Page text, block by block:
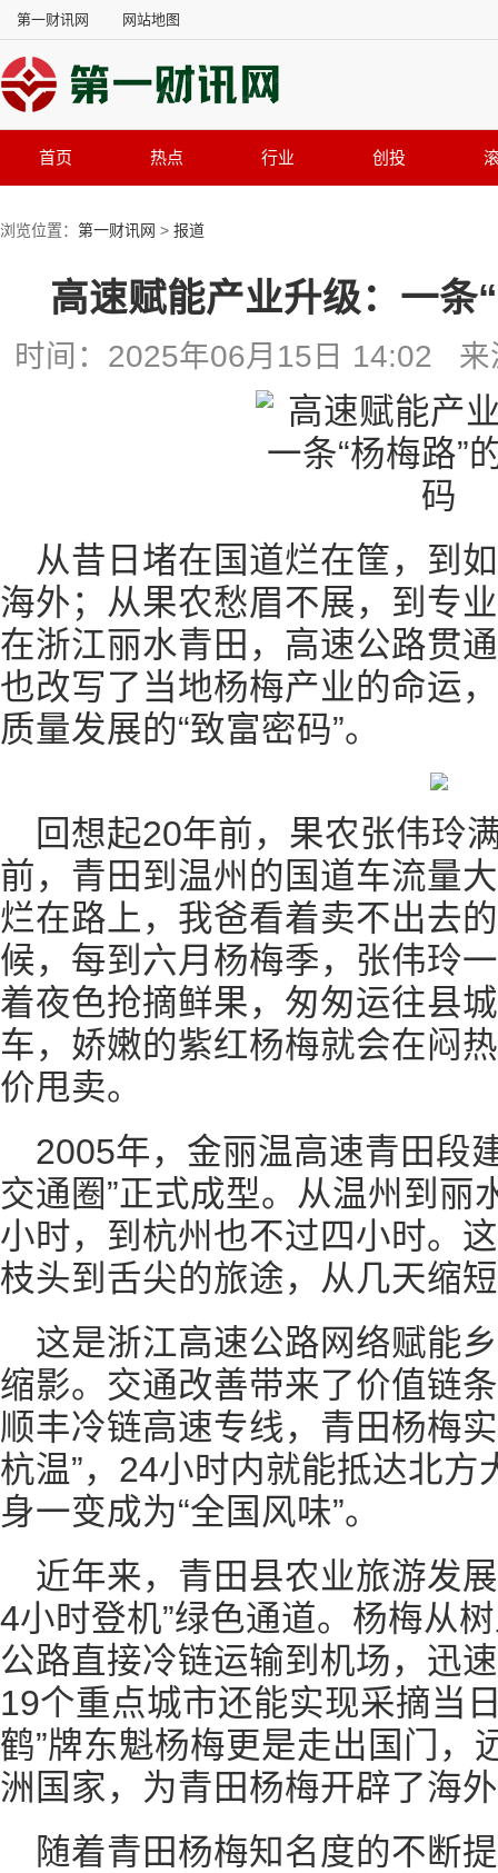
第一财讯网 网站地图
首页 热点 行业 创投
浏览位置： 第一财讯网 > 报道
高速赋能产业升级：一条
时间：2025年06月15日 14:02
从昔日堵在国道烂在筐，到
海外；从果农愁眉不展，到专
在浙江丽水青田，高速公路贯
也改写了当地杨梅产业的命运
质量发展的“致富密码”。
回想起20年前，果农张伟玲
前，青田到温州的国道车流量
烂在路上，我爸看着卖不出去
候，每到六月杨梅季，张伟玲
着夜色抢摘鲜果，匆匆运往县
车，娇嫩的紫红杨梅就会在闷
价甩卖。
2005年，金丽温高速青田段
交通圈”正式成型。从温州到丽
小时，到杭州也不过四小时。
枝头到舌尖的旅途，从几天缩
这是浙江高速公路网络赋能
缩影。交通改善带来了价值链
顺丰冷链高速专线，青田杨梅
杭温”，24小时内就能抵达北方
身一变成为“全国风味”。
近年来，青田县农业旅游发
4小时登机”绿色通道。杨梅从
公路直接冷链运输到机场，迅
19个重点城市还能实现采摘当
鹤”牌东魁杨梅更是走出国门，
洲国家，为青田杨梅开辟了海
随着青田杨梅知名度的不断